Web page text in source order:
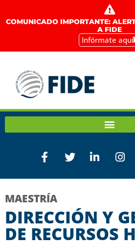
COMUNICADO IMPORTANTE:
A FIDE
Infórmate aquí
MAESTRÍA
DIRECCIÓN Y
DE RECURSOS